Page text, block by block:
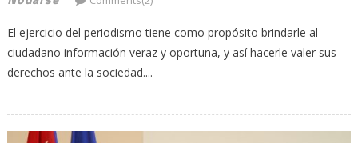
El ejercicio del periodismo tiene como propósito brindarle al
ciudadano información veraz y oportuna, y así hacerle valer sus
derechos ante la sociedad....